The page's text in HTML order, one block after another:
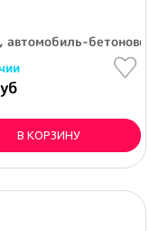
и ответов.
автомобиль-
В КОРЗИНУ